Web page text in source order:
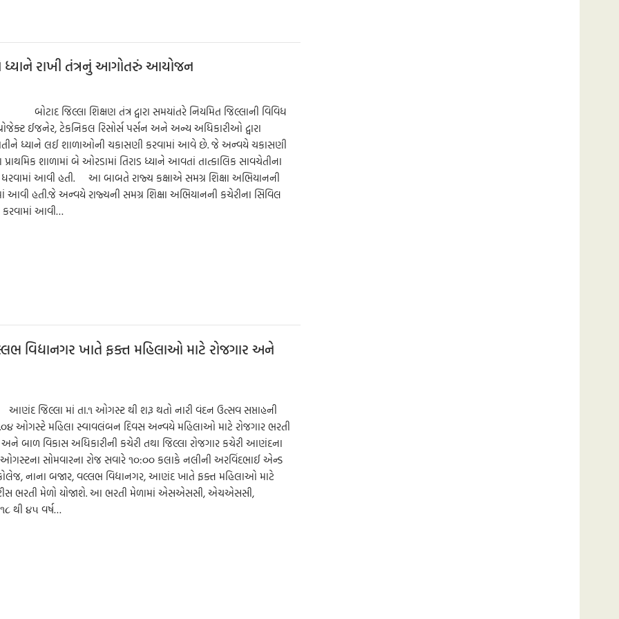
ધ્યાને રાખી તંત્રનું આગોતરું આયોજન
જિલ્લા શિક્ષણ તંત્ર દ્વારા સમયાંતરે નિયમિત જિલ્લાની વિવિધ
ઈજનેર, ટેકનિકલ રિસોર્સ પર્સન અને અન્ય અધિકારીઓ દ્વારા
ધ્યાને લઈ શાળાઓની ચકાસણી કરવામાં આવે છે. જે અન્વયે ચકાસણી
પ્રાથમિક શાળામાં બે ઓરડામાં તિરાડ ધ્યાને આવતાં તાત્કાલિક સાવચેતીના
ધરવામાં આવી હતી. આ બાબતે રાજ્ય કક્ષાએ સમગ્ર શિક્ષા અભિયાનની
આવી હતી.જે અન્વયે રાજ્યની સમગ્ર શિક્ષા અભિયાનની કચેરીના સિવિલ
કરવામાં આવી…
વિદ્યાનગર ખાતે ફક્ત મહિલાઓ માટે રોજગાર અને
જિલ્લા માં તા.૧ ઓગસ્ટ થી શરૂ થતો નારી વંદન ઉત્સવ સપ્તાહની
ઓગસ્ટે મહિલા સ્વાવલંબન દિવસ અન્વયે મહિલાઓ માટે રોજગાર ભરતી
અને બાળ વિકાસ અધિકારીની કચેરી તથા જિલ્લા રોજગાર કચેરી આણંદના
સોમવારના રોજ સવારે ૧૦:૦૦ કલાકે નલીની અરવિંદભાઈ એન્ડ
નાના બજાર, વલ્લભ વિદ્યાનગર, આણંદ ખાતે ફક્ત મહિલાઓ માટે
ભરતી મેળો યોજાશે. આ ભરતી મેળામાં એસએસસી, એચએસસી,
થી ૪૫ વર્ષ…